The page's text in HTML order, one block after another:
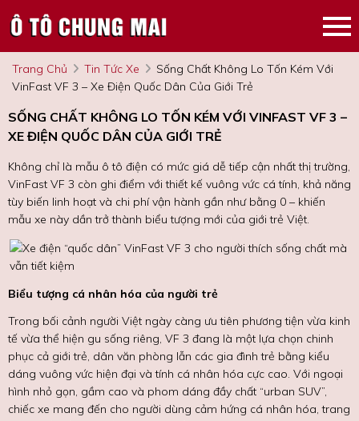
Trang Chủ Tin Tức Xe
Sống Chất Không Lo Tốn Kém Với
VinFast VF 3 – Xe Điện Quốc Dân Của Giới Trẻ
SỐNG CHẤT KHÔNG LO TỐN KÉM VỚI VINFAST VF 3 –
XE ĐIỆN QUỐC DÂN CỦA GIỚI TRẺ
Không chỉ là mẫu ô tô điện có mức giá dễ tiếp cận nhất thị trường,
VinFast VF 3 còn ghi điểm với thiết kế vuông vức cá tính, khả năng
tùy biến linh hoạt và chi phí vận hành gần như bằng 0 – khiến
mẫu xe này dần trở thành biểu tượng mới của giới trẻ Việt.
Biểu tượng cá nhân hóa của người trẻ
Trong bối cảnh người Việt ngày càng ưu tiên phương tiện vừa kinh
tế vừa thể hiện gu sống riêng, VF 3 đang là một lựa chọn chinh
phục cả giới trẻ, dân văn phòng lẫn các gia đình trẻ bằng kiểu
dáng vuông vức hiện đại và tính cá nhân hóa cực cao. Với ngoại
hình nhỏ gọn, gầm cao và phom dáng đầy chất “urban SUV”,
chiếc xe mang đến cho người dùng cảm hứng cá nhân hóa, trang